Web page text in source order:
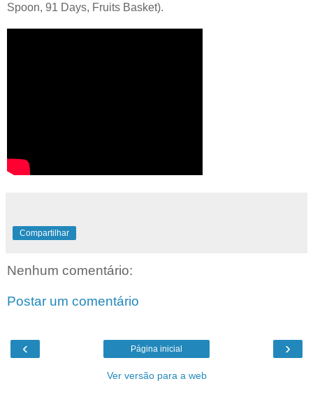
Spoon, 91 Days, Fruits Basket).
Compartilhar
Nenhum comentário:
Postar um comentário
‹ ›
Página inicial
Ver versão para a web